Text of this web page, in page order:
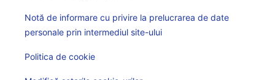
Notă de informare cu privire la prelucrarea de date
personale prin intermediul site-ului
Politica de cookie